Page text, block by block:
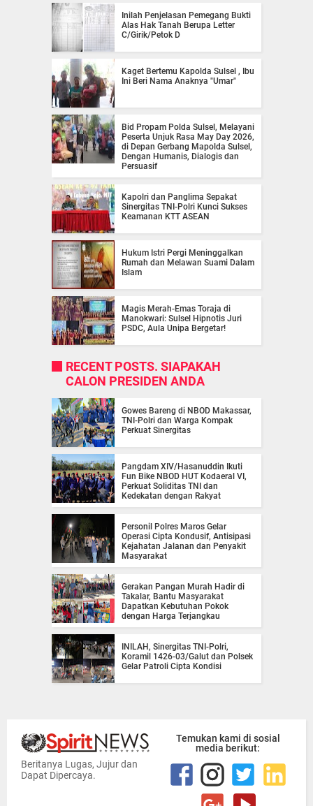
Inilah Penjelasan Pemegang Bukti
Alas Hak Tanah Berupa Letter
C/Girik/Petok D
Kaget Bertemu Kapolda Sulsel , Ibu
Ini Beri Nama Anaknya "Umar"
Bid Propam Polda Sulsel, Melayani
Peserta Unjuk Rasa May Day 2026,
di Depan Gerbang Mapolda Sulsel,
Dengan Humanis, Dialogis dan
Persuasif
Kapolri dan Panglima Sepakat
Sinergitas TNI-Polri Kunci Sukses
Keamanan KTT ASEAN
Hukum Istri Pergi Meninggalkan
Rumah dan Melawan Suami Dalam
Islam
Magis Merah-Emas Toraja di
Manokwari: Sulsel Hipnotis Juri
PSDC, Aula Unipa Bergetar!
RECENT POSTS. SIAPAKAH
CALON PRESIDEN ANDA
Gowes Bareng di NBOD Makassar,
TNI-Polri dan Warga Kompak
Perkuat Sinergitas
Pangdam XIV/Hasanuddin Ikuti
Fun Bike NBOD HUT Kodaeral VI,
Perkuat Soliditas TNI dan
Kedekatan dengan Rakyat
Personil Polres Maros Gelar
Operasi Cipta Kondusif, Antisipasi
Kejahatan Jalanan dan Penyakit
Masyarakat
Gerakan Pangan Murah Hadir di
Takalar, Bantu Masyarakat
Dapatkan Kebutuhan Pokok
dengan Harga Terjangkau
INILAH, Sinergitas TNI-Polri,
Koramil 1426-03/Galut dan Polsek
Gelar Patroli Cipta Kondisi
Beritanya Lugas, Jujur dan
Dapat Dipercaya.
Temukan kami di sosial
media berikut: